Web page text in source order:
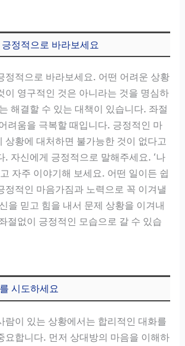
정적으로 바라보세요
정적으로 바라보세요. 어떤 어려운 상황
이 영구적인 것은 아니라는 것을 명심하
해결할 수 있는 대책이 있습니다. 좌절
려움을 극복할 때입니다. 긍정적인 마
상황에 대처하면 불가능한 것이 없다고
. 자신에게 긍정적으로 말해주세요. ‘나
자주 이야기해 보세요. 어떤 일이든 쉽
정적인 마음가짐과 노력으로 꼭 이겨낼
을 믿고 힘을 내서 문제 상황을 이겨내
절없이 긍정적인 모습으로 갈 수 있습
시도하세요
람이 있는 상황에서는 합리적인 대화를
요합니다. 먼저 상대방의 마음을 이해하